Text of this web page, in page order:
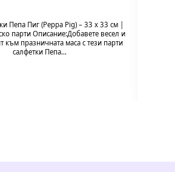
Пепа Пиг (Peppa Pig) – 33 x 33 см |
парти Описание:Добавете весел и
към празничната маса с тези парти
салфетки Пепа…